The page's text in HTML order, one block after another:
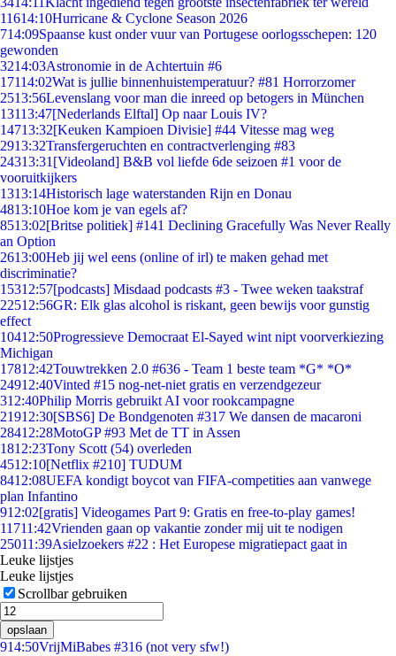
11614:10Hurricane & Cyclone Season 2026
714:09Spaanse kust onder vuur van Portugese oorlogsschepen: 120
gewonden
3214:03Astronomie in de Achtertuin #6
17114:02Wat is jullie binnenhuistemperatuur? #81 Horrorzomer
2513:56Levenslang voor man die inreed op betogers in München
13113:47[Nederlands Elftal] Op naar Louis IV?
14713:32[Keuken Kampioen Divisie] #44 Vitesse mag weg
2913:32Transfergeruchten en contractverlenging #83
24313:31 [Videoland] B&B vol liefde 6de seizoen #1 voor de
vooruitkijkers
1313:14Historisch lage waterstanden Rijn en Donau
4813:10Hoe kom je van egels af?
8513:02[Britse politiek] #141 Declining Gracefully Was Never Really
an Option
2613:00Heb jij wel eens (online of irl) te maken gehad met
discriminatie?
15312:57[podcasts] Misdaad podcasts #3 - Twee weken taakstraf
22512:56GR: Elk glas alcohol is riskant, geen bewijs voor gunstig
effect
10412:50Progressieve Democraat El-Sayed wint nipt voorverkiezing
Michigan
17812:42Touwtrekken 2.0 #636 - Team 1 beste team *G* *O*
24912:40Vinted #15 nog-net-niet gratis en verzendgezeur
312:40Philip Morris gebruikt AI voor rookcampagne
21912:30[SBS6] De Bondgenoten #317 We dansen de macaroni
28412:28MotoGP #93 Met de TT in Assen
1812:23Tony Scott (54) overleden
4512:10[Netflix #210] TUDUM
8412:08UEFA kondigt boycot van FIFA-competities aan vanwege
plan Infantino
912:02[gratis] Videogames Part 9: Gratis en free-to-play games!
11711:42Vrienden gaan op vakantie zonder mij uit te nodigen
25011:39Asielzoekers #22 : Het Europese migratiepact gaat in
Leuke lijstjes
Leuke lijstjes
Scrollbar gebruiken
opslaan
914:50VrijMiBabes #316 (not very sfw!)